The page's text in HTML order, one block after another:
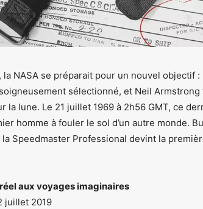
la NASA se préparait pour un nouvel objectif
soigneusement sélectionné, et Neil
la lune. Le 21 juillet 1969 à 2h56 GMT, ce
homme à fouler le sol d’un autre monde.
Speedmaster Professional devint la
aux voyages imaginaires
juillet 2019